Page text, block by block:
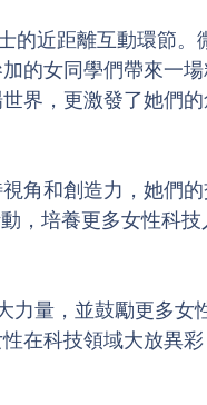
的近距離互動環節。
的女同學們帶來一場
界，更激發了她們
角和創造力，她們
，培養更多女性科
力量，並鼓勵更多女
在科技領域大放異